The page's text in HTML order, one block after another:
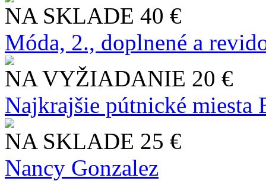
NA SKLADE 40 €
Móda, 2., doplnené a
NA VYŽIADANIE 20 €
Najkrajšie pútnické miesta
NA SKLADE 25 €
Nancy Gonzalez